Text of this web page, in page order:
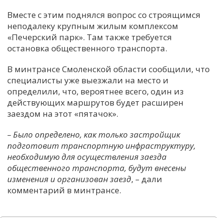
Я
Вместе с этим поднялся вопрос со строящимся
неподалеку крупным жилым комплексом
«Печерский парк». Там также требуется
остановка общественного транспорта.
В минтрансе Смоленской области сообщили, что
специалисты уже выезжали на место и
определили, что, вероятнее всего, один из
действующих маршрутов будет расширен
заездом на этот «пятачок».
– Было определено, как только застройщик
подготовит транспортную инфраструктуру,
необходимую для осуществления заезда
общественного транспорта, будут внесены
изменения и организован заезд, – дали
комментарий в минтрансе.